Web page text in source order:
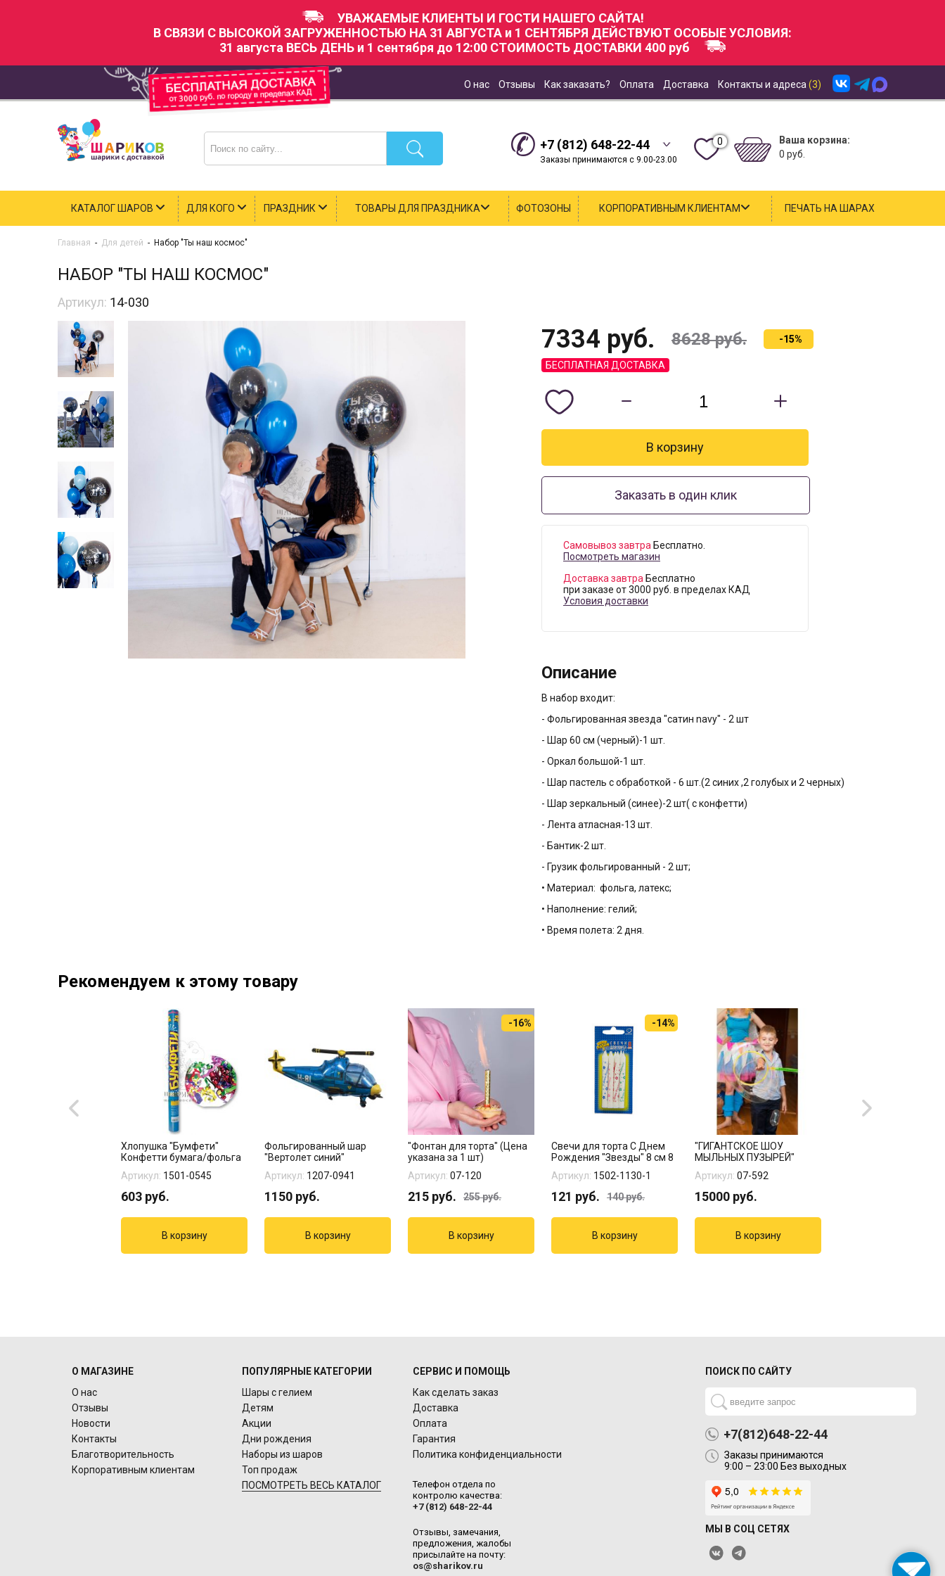
УВАЖАЕМЫЕ КЛИЕНТЫ И ГОСТИ НАШЕГО САЙТА!
В СВЯЗИ С ВЫСОКОЙ ЗАГРУЖЕННОСТЬЮ НА 31 АВГУСТА и 1 СЕНТЯБРЯ ДЕЙСТВУЮТ ОСОБЫЕ УСЛОВИЯ:
31 августа ВЕСЬ ДЕНЬ и 1 сентября до 12:00 СТОИМОСТЬ ДОСТАВКИ 400 руб
О нас Отзывы Как заказать? Оплата Доставка Контакты и адреса (3)
+7 (812) 648-22-44
Заказы принимаются с 9.00-23.00
0
Ваша корзина:
0 руб.
КАТАЛОГ ШАРОВ ДЛЯ КОГО ПРАЗДНИК ТОВАРЫ ДЛЯ ПРАЗДНИКА ФОТОЗОНЫ КОРПОРАТИВНЫМ КЛИЕНТАМ ПЕЧАТЬ НА ШАРАХ
Главная - Для детей - Набор "Ты наш космос"
НАБОР "ТЫ НАШ КОСМОС"
Артикул: 14-030
7334 руб. 8628руб. -15%
БЕСПЛАТНАЯ ДОСТАВКА
Заказать в один клик
Самовывоз завтра Бесплатно.
Посмотреть магазин
Доставка завтра Бесплатно
при заказе от 3000 руб. в пределах КАД
Условия доставки
Описание
В набор входит:
- Фольгированная звезда "сатин navy" - 2 шт
- Шар 60 см (черный)-1 шт.
- Оркал большой-1 шт.
- Шар пастель с обработкой - 6 шт.(2 синих ,2 голубых и 2 черных)
- Шар зеркальный (синее)-2 шт( с конфетти)
- Лента атласная-13 шт.
- Бантик-2 шт.
- Грузик фольгированный - 2 шт;
• Материал: фольга, латекс;
• Наполнение: гелий;
• Время полета: 2 дня.
Рекомендуем к этому товару
Хлопушка "Бумфети"
Конфетти бумага/фольга
Артикул: 1501-0545
603 руб.
Фольгированный шар
"Вертолет синий"
Артикул: 1207-0941
1150 руб.
-16%
"Фонтан для торта" (Цена
указана за 1 шт)
Артикул: 07-120
215 руб. 255руб.
-14%
Свечи для торта С Днем
Рождения "Звезды" 8 см 8
Артикул: 1502-1130-1
121 руб. 140руб.
"ГИГАНТСКОЕ ШОУ
МЫЛЬНЫХ ПУЗЫРЕЙ"
Артикул: 07-592
15000 руб.
О МАГАЗИНЕ
О нас
Отзывы
Новости
Контакты
Благотворительность
Корпоративным клиентам
ПОПУЛЯРНЫЕ КАТЕГОРИИ
Шары с гелием
Детям
Акции
Дни рождения
Наборы из шаров
Топ продаж
ПОСМОТРЕТЬ ВЕСЬ КАТАЛОГ
СЕРВИС И ПОМОЩЬ
Как сделать заказ
Доставка
Оплата
Гарантия
Политика конфиденциальности
Телефон отдела по
контролю качества:
+7 (812) 648-22-44
Отзывы, замечания,
предложения, жалобы
присылайте на почту:
os@sharikov.ru
ПОИСК ПО САЙТУ
+7(812)648-22-44
Заказы принимаются
9:00 – 23:00 Без выходных
МЫ В СОЦ СЕТЯХ